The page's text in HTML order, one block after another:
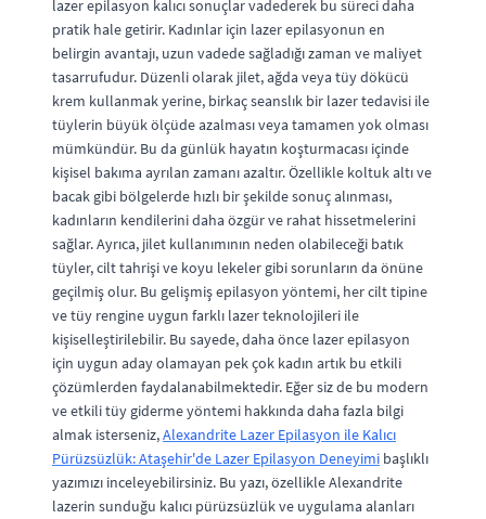
lazer epilasyon kalıcı sonuçlar vadederek bu süreci daha
pratik hale getirir. Kadınlar için lazer epilasyonun en
belirgin avantajı, uzun vadede sağladığı zaman ve maliyet
tasarrufudur. Düzenli olarak jilet, ağda veya tüy dökücü
krem kullanmak yerine, birkaç seanslık bir lazer tedavisi ile
tüylerin büyük ölçüde azalması veya tamamen yok olması
mümkündür. Bu da günlük hayatın koşturmacası içinde
kişisel bakıma ayrılan zamanı azaltır. Özellikle koltuk altı ve
bacak gibi bölgelerde hızlı bir şekilde sonuç alınması,
kadınların kendilerini daha özgür ve rahat hissetmelerini
sağlar. Ayrıca, jilet kullanımının neden olabileceği batık
tüyler, cilt tahrişi ve koyu lekeler gibi sorunların da önüne
geçilmiş olur. Bu gelişmiş epilasyon yöntemi, her cilt tipine
ve tüy rengine uygun farklı lazer teknolojileri ile
kişiselleştirilebilir. Bu sayede, daha önce lazer epilasyon
için uygun aday olamayan pek çok kadın artık bu etkili
çözümlerden faydalanabilmektedir. Eğer siz de bu modern
ve etkili tüy giderme yöntemi hakkında daha fazla bilgi
almak isterseniz,Alexandrite Lazer Epilasyon ile Kalıcı
Pürüzsüzlük: Ataşehir'de Lazer Epilasyon Deneyimi başlıklı
yazımızı inceleyebilirsiniz. Bu yazı, özellikle Alexandrite
lazerin sunduğu kalıcı pürüzsüzlük ve uygulama alanları